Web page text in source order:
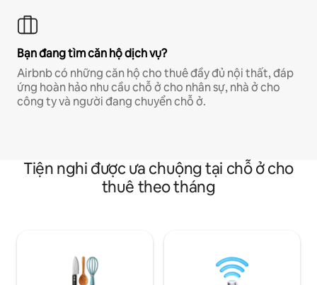
Bạn đang tìm căn hộ dịch vụ?
Airbnb có những căn hộ cho thuê đầy đủ nội thất, đáp
ứng hoàn hảo nhu cầu chỗ ở cho nhân sự, nhà ở cho
công ty và người đang chuyển chỗ ở.
Tiện nghi được ưa chuộng tại chỗ ở cho
thuê theo tháng